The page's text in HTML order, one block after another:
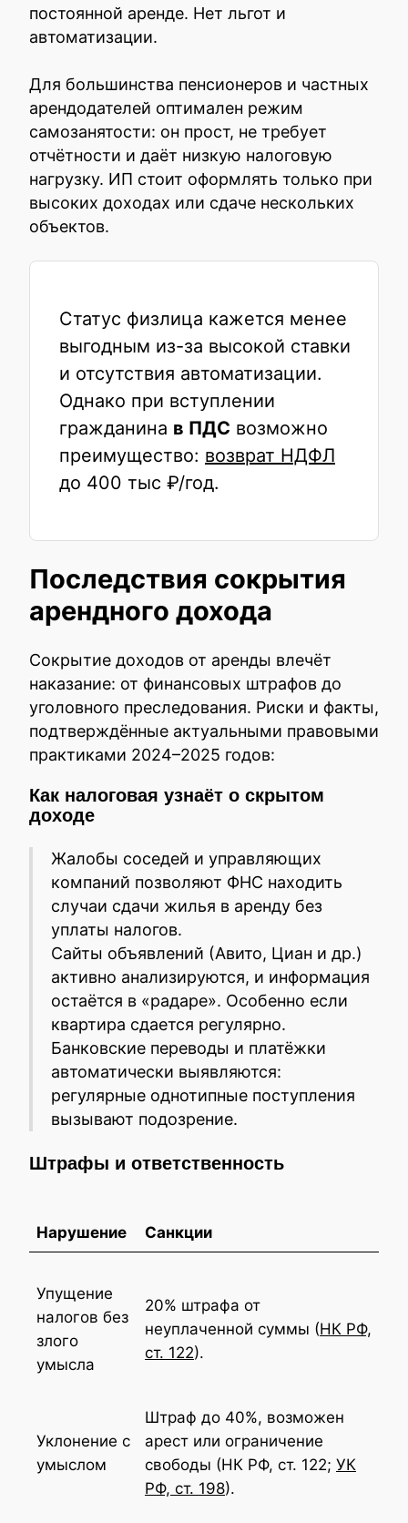
постоянной аренде. Нет льгот и
автоматизации.
Для большинства пенсионеров и частных
арендодателей оптимален режим
самозанятости: он прост, не требует
отчётности и даёт низкую налоговую
нагрузку. ИП стоит оформлять только при
высоких доходах или сдаче нескольких
объектов.
Статус физлица кажется менее
выгодным из-за высокой ставки
и отсутствия автоматизации.
Однако при вступлении
гражданина в ПДС возможно
преимущество: возврат НДФЛ
до 400 тыс ₽/год.
Последствия сокрытия
арендного дохода
Сокрытие доходов от аренды влечёт
наказание: от финансовых штрафов до
уголовного преследования. Риски и факты,
подтверждённые актуальными правовыми
практиками 2024–2025 годов:
Как налоговая узнаёт о скрытом
доходе
Жалобы соседей и управляющих
компаний позволяют ФНС находить
случаи сдачи жилья в аренду без
уплаты налогов.
Сайты объявлений (Авито, Циан и др.)
активно анализируются, и информация
остаётся в «радаре». Особенно если
квартира сдается регулярно.
Банковские переводы и платёжки
автоматически выявляются:
регулярные однотипные поступления
вызывают подозрение.
Штрафы и ответственность
Нарушение Санкции
Упущение
налогов без
злого
умысла
20% штрафа от
неуплаченной суммы (НК РФ,
ст. 122).
Уклонение с
умыслом
Штраф до 40%, возможен
арест или ограничение
свободы (НК РФ, ст. 122; УК
РФ, ст. 198).